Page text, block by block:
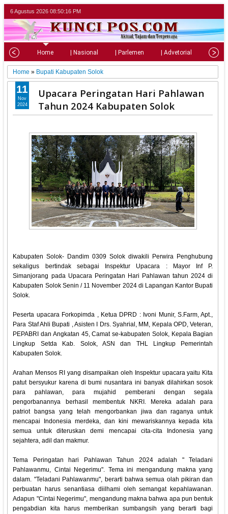
6 Agustus 2026 08:50:17 PM
Home | Nasional | Parlemen | Advetorial |
Home » Bupati Kabupaten Solok
Upacara Peringatan Hari Pahlawan
Tahun 2024 Kabupaten Solok
Kabupaten Solok- Dandim 0309 Solok diwakili Perwira Penghubung
sekaligus bertindak sebagai Inspektur Upacara : Mayor Inf P.
Simanjorang pada Upacara Peringatan Hari Pahlawan tahun 2024 di
Kabupaten Solok Senin / 11 November 2024 di Lapangan Kantor Bupati
Solok.
Peserta upacara Forkopimda , Ketua DPRD : Ivoni Munir, S.Farm, Apt.,
Para Staf Ahli Bupati , Asisten I Drs. Syahrial, MM, Kepala OPD, Veteran,
PEPABRI dan Angkatan 45, Camat se-kabupaten Solok, Kepala Bagian
Lingkup Setda Kab. Solok, ASN dan THL Lingkup Pemerintah
Kabupaten Solok.
Arahan Mensos RI yang disampaikan oleh Inspektur upacara yaitu Kita
patut bersyukur karena di bumi nusantara ini banyak dilahirkan sosok
para pahlawan, para mujahid pemberani dengan segala
pengorbanannya berhasil membentuk NKRI. Mereka adalah para
patriot bangsa yang telah mengorbankan jiwa dan raganya untuk
mencapai Indonesia merdeka, dan kini mewariskannya kepada kita
semua untuk diteruskan demi mencapai cita-cita Indonesia yang
sejahtera, adil dan makmur.
Tema Peringatan hari Pahlawan Tahun 2024 adalah " Teladani
Pahlawanmu, Cintai Negerimu". Tema ini mengandung makna yang
dalam. "Teladani Pahlawanmu", berarti bahwa semua olah pikiran dan
perbuatan harus senantiasa diilhami oleh semangat kepahlawanan.
Adapun "Cintai Negerimu", mengandung makna bahwa apa pun bentuk
pengabdian kita harus memberikan sumbangsih yang berarti bagi
11
Nov
2024